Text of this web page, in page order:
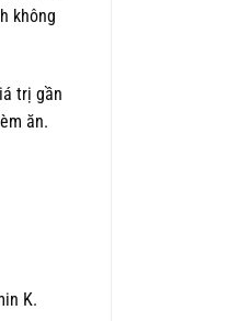
không
trị gần
ăn.
K.